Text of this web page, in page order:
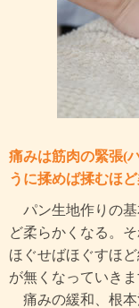
痛みは筋肉の緊張(
うに揉めば揉むほど
パン生地作りの
ど柔らかくなる。
ほぐせばほぐすほ
が無くなっていきま
痛みの緩和、根